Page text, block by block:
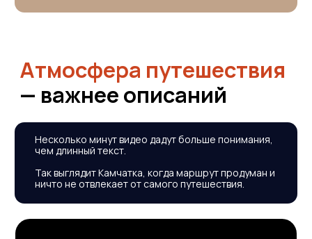
Я даю согласие на обработку моих
персональных данных в соответствии
Политикой обработки персональных
Заказать консультацию эксперта